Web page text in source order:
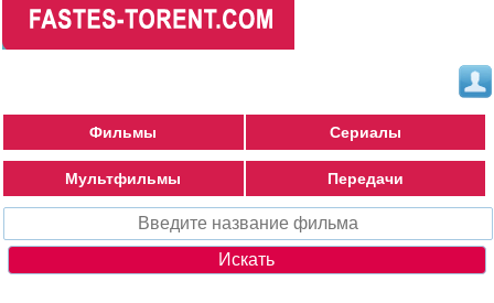
Фильмы Сериалы
Мультфильмы Передачи